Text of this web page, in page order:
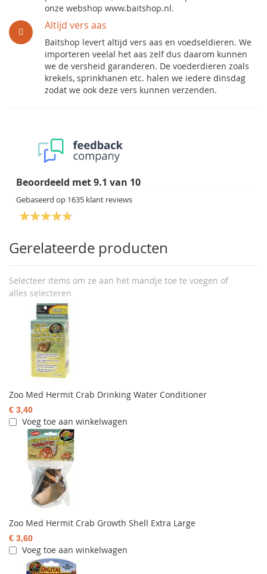
onze webshop www.baitshop.nl.
Altijd vers aas
Baitshop levert altijd vers aas en voedseldieren. We
importeren veelal het aas zelf dus daarom kunnen
we de versheid garanderen. De voederdieren zoals
krekels, sprinkhanen etc. halen we iedere dinsdag
zodat we ook deze vers kunnen verzenden.
Beoordeeld met9.1 van 10
Gebaseerd op 1635 klant reviews
Gerelateerde producten
Selecteer items om ze aan het mandje toe te voegen of
alles selecteren
Zoo Med Hermit Crab Drinking Water Conditioner
€ 3,40
Voeg toe aan winkelwagen
Zoo Med Hermit Crab Growth Shell Extra Large
€ 3,60
Voeg toe aan winkelwagen